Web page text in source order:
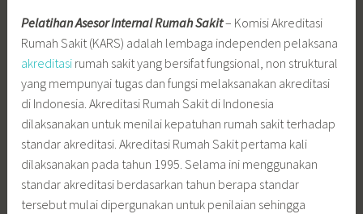
Pelatihan Asesor Internal Rumah Sakit– Komisi Akreditasi
Rumah Sakit (KARS) adalah lembaga independen pelaksana
akreditasi rumah sakit yang bersifat fungsional, non struktural
yang mempunyai tugas dan fungsi melaksanakan akreditasi
di Indonesia. Akreditasi Rumah Sakit di Indonesia
dilaksanakan untuk menilai kepatuhan rumah sakit terhadap
standar akreditasi. Akreditasi Rumah Sakit pertama kali
dilaksanakan pada tahun 1995. Selama ini menggunakan
standar akreditasi berdasarkan tahun berapa standar
tersebut mulai dipergunakan untuk penilaian sehingga